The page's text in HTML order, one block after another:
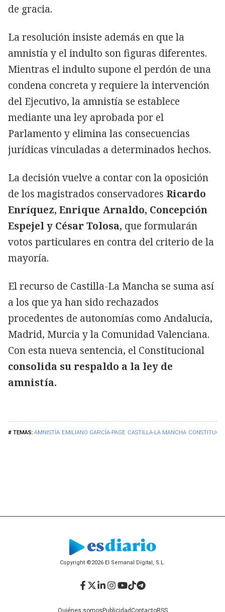
AMNISTÍA EMILIANO GARCÍA-PAGE CASTILLA-LA MANCHA
de gracia.
La resolución insiste además en que la
amnistía y el indulto son figuras diferentes.
Mientras el indulto supone el perdón de una
condena concreta y requiere la intervención
del Ejecutivo, la amnistía se establece
mediante una ley aprobada por el
Parlamento y elimina las consecuencias
jurídicas vinculadas a determinados hechos.
La decisión vuelve a contar con la oposición
de los magistrados conservadores Ricardo
Enríquez, Enrique Arnaldo, Concepción
Espejel y César Tolosa, que formularán
votos particulares en contra del criterio de la
mayoría.
El recurso de Castilla-La Mancha se suma así
a los que ya han sido rechazados
procedentes de autonomías como Andalucía,
Madrid, Murcia y la Comunidad Valenciana.
Con esta nueva sentencia, el Constitucional
consolida su respaldo a la ley de
amnistía.
Copyright ©2026 El Semanal Digital, S.L.
Quiénes somos PublicidadContactoRSS
Facebook
Twitter
LinkedIn
Instagram
YouTube
TikTok
Telegram